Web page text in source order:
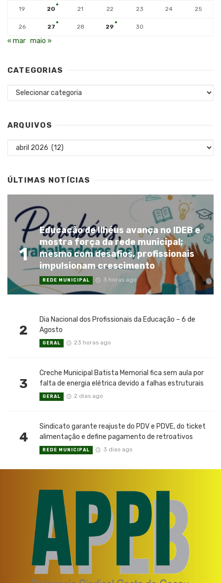
19 20 21 22 23 24 25
26 27 28 29 30
« mar maio »
CATEGORIAS
Categorias
ARQUIVOS
Arquivos
ÚLTIMAS NOTÍCIAS
1
Educação de Ilhéus avança no IDEB e
mostra força da rede municipal;
mesmo com desafios, profissionais
impulsionam crescimento
REDE MUNICIPAL 3 horas ago
2
Dia Nacional dos Profissionais da Educação – 6 de
Agosto
GERAL 23 horas ago
3
Creche Municipal Batista Memorial fica sem aula por
falta de energia elétrica devido a falhas estruturais
GERAL 2 dias ago
4
Sindicato garante reajuste do PDV e PDVE, do ticket
alimentação e define pagamento de retroativos
REDE MUNICIPAL 3 dias ago